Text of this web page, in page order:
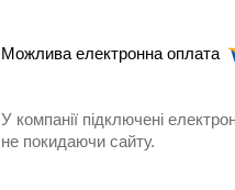
У компанії підключені
не покидаючи сайту.